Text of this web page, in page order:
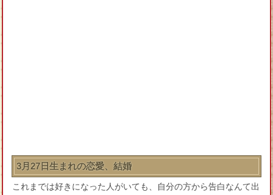
3月27日生まれの恋愛、結婚
これまでは好きになった人がいても、自分の方から告白なんて出